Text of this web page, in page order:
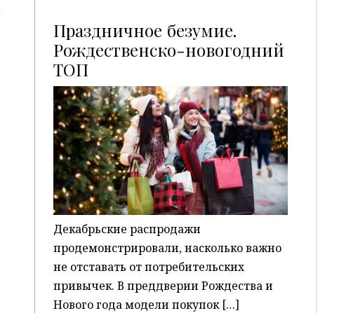
Праздничное безумие.
Рождественско-новогодний
ТОП
P
Декабрьские распродажи
продемонстрировали, насколько важно
не отставать от потребительских
привычек. В преддверии Рождества и
Нового года модели покупок […]